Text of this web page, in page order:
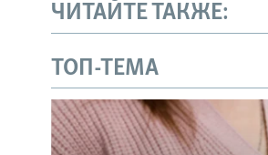
ЧИТАЙТЕ ТАКЖЕ:
ТОП-ТЕМА